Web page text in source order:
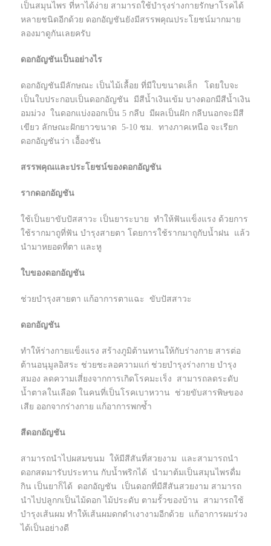
เป็นสมุนไพร ที่หาได้ง่าย สามารถใช้บำรุงร่างกายรักษาโรคได้
หลายชนิดอีกด้วย ดอกอัญชันยังมีสรรพคุณประโยชน์มากมาย
ลองมาดูกันเลยครับ
ดอกอัญชันเป็นอย่างไร
ดอกอัญชันมีลักษณะ เป็นไม้เลื้อย ที่มีใบขนาดเล็ก โดยใบจะ
เป็นใบประกอบเป็นดอกอัญชัน มีสีน้ำเงินเข้ม บางดอกมีสีน้ำเงิน
อมม่วง ในดอกแบ่งออกเป็น 5 กลีบ มีผลเป็นฝัก กลีบนอกจะมีสี
เขียว ลักษณะฝักยาวขนาด 5-10 ชม. ทางภาคเหนือ จะเรียก
ดอกอัญชันว่า เอื้องชัน
สรรพคุณและประโยชน์ของดอกอัญชัน
รากดอกอัญชัน
ใช้เป็นยาขับปัสสาวะ เป็นยาระบาย ทำให้ฟันแข็งแรง ด้วยการ
ใช้รากมาถูที่ฟัน บำรุงสายตา โดยการใช้รากมาถูกับน้ำฝน แล้ว
นำมาหยอดที่ตา และหู
ใบของดอกอัญชัน
ช่วยบำรุงสายตา แก้อาการตาแฉะ ขับปัสสาวะ
ดอกอัญชัน
ทำให้ร่างกายแข็งแรง สร้างภูมิต้านทานให้กับร่างกาย สารต่อ
ต้านอนุมูลอิสระ ช่วยชะลอความแก่ ช่วยบำรุงร่างกาย บำรุง
สมอง ลดความเสี่ยงจากการเกิดโรคมะเร็ง สามารถลดระดับ
น้ำตาลในเลือด ในคนที่เป็นโรคเบาหวาน ช่วยขับสารพิษของ
เสีย ออกจากร่างกาย แก้อาการพกซ้ำ
สีดอกอัญชัน
สามารถนำไปผสมขนม ให้มีสีสันที่สวยงาม และสามารถนำ
ดอกสดมารับประทาน กับน้ำพริกได้ นำมาต้มเป็นสมุนไพรดื่ม
กิน เป็นยาก็ได้ ดอกอัญชัน เป็นดอกที่มีสีสันสวยงาม สามารถ
นำไปปลูกกเป็นไม้ดอก ไม้ประดับ ตามรั้วของบ้าน สามารถใช้
บำรุงเส้นผม ทำให้เส้นผมดกดำเงางามอีกด้วย แก้อาการผมร่วง
ได้เป็นอย่างดี